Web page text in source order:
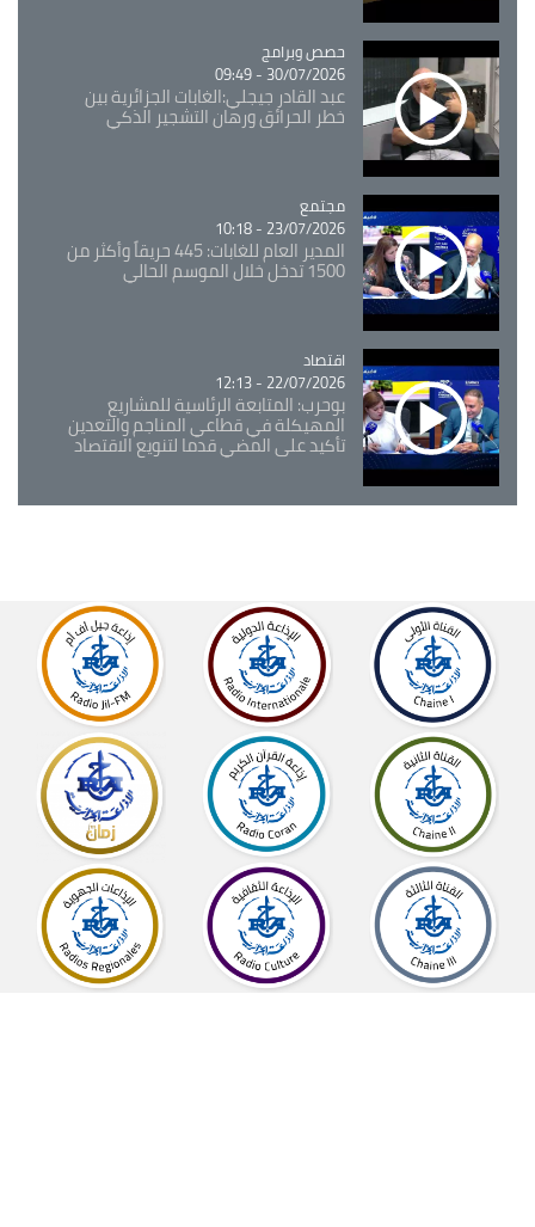
Catégorie
حصص وبرامج
30/07/2026 - 09:49
عبد القادر جيجلي:الغابات الجزائرية بين
خطر الحرائق ورهان التشجير الذكي
Catégorie
مجتمع
23/07/2026 - 10:18
المدير العام للغابات: 445 حريقاً وأكثر من
1500 تدخل خلال الموسم الحالي
Catégorie
اقتصاد
22/07/2026 - 12:13
بوحرب: المتابعة الرئاسية للمشاريع
المهيكلة في قطاعي المناجم والتعدين
تأكيد على المضي قدما لتنويع الاقتصاد